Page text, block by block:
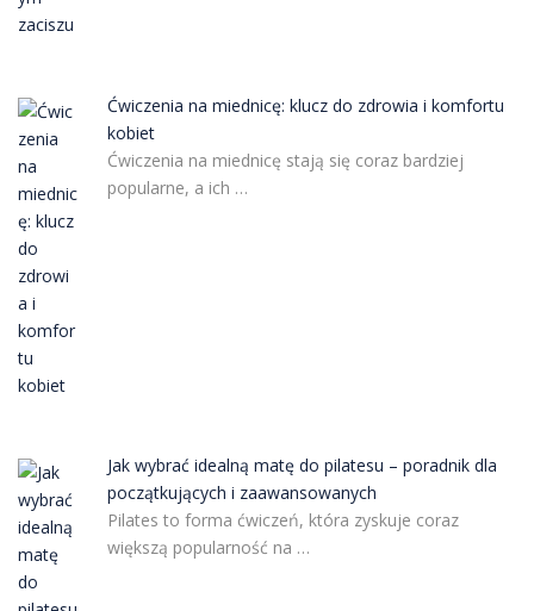
Ćwiczenia na miednicę: klucz do zdrowia i komfortu
kobiet
Ćwiczenia na miednicę stają się coraz bardziej
popularne, a ich …
Jak wybrać idealną matę do pilatesu – poradnik dla
początkujących i zaawansowanych
Pilates to forma ćwiczeń, która zyskuje coraz
większą popularność na …